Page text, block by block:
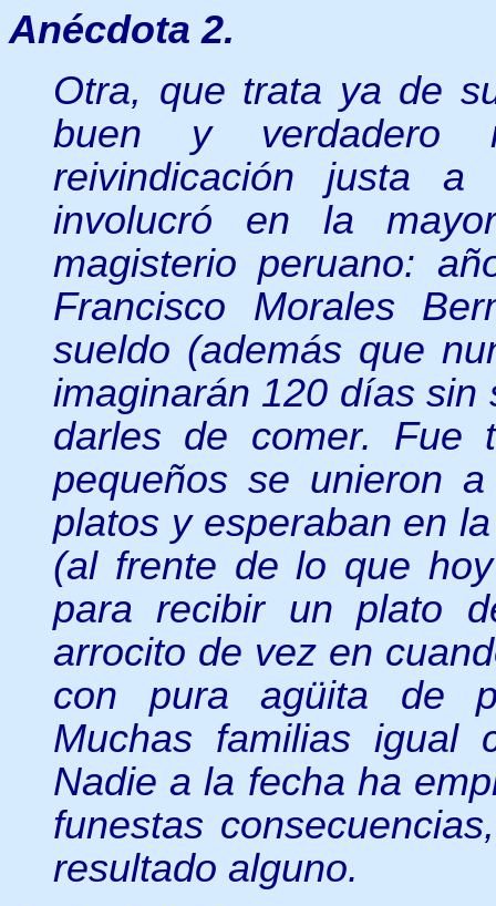
Anécdota 2.
Otra, que trata ya de
buen y verdadero
reivindicación justa
involucró en la
magisterio peruano:
Francisco Morales
sueldo (además que
imaginarán 120 días sin
darles de comer.
pequeños se unieron
platos y esperaban en
(al frente de lo que
para recibir un plato
arrocito de vez en
con pura agüita de
Muchas familias igual
Nadie a la fecha ha
funestas
resultado alguno.